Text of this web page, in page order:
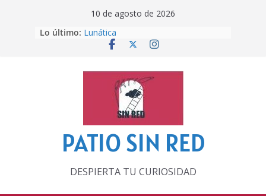
10 de agosto de 2026
Lo último: Lunática
Pero, hasta entonces…
‘La broma infinita’ de recomendar
lecturas veraniegas
Otra del Mundial
PATIO SIN RED
DESPIERTA TU CURIOSIDAD